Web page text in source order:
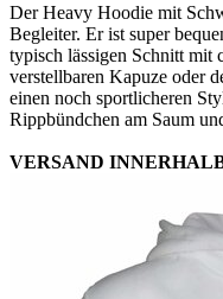
Der Heavy Hoodie mit
Begleiter. Er ist super
typisch lässigen Schnitt mit
verstellbaren Kapuze oder
einen noch sportlicheren
Rippbündchen am Saum
VERSAND